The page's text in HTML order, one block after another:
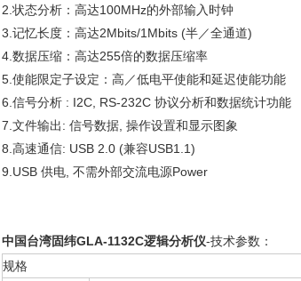
2.状态分析：高达100MHz的外部输入时钟
3.记忆长度：高达2Mbits/1Mbits (半／全通道)
4.数据压缩：高达255倍的数据压缩率
5.使能限定子设定：高／低电平使能和延迟使能功能
6.信号分析 : I2C, RS-232C 协议分析和数据统计功能
7.文件输出: 信号数据, 操作设置和显示图象
8.高速通信: USB 2.0 (兼容USB1.1)
9.USB 供电, 不需外部交流电源Power
中国台湾固纬GLA-1132C逻辑分析仪-技术参数：
规格